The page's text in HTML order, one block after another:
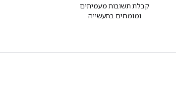
קבלת תשובות מעמיתים
ומומחים בתעשייה